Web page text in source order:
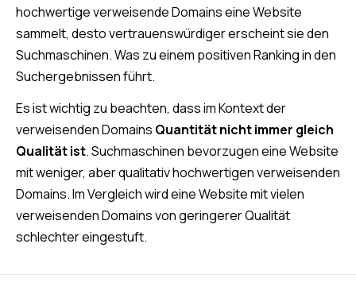
hochwertige verweisende Domains eine Website
sammelt, desto vertrauenswürdiger erscheint sie den
Suchmaschinen. Was zu einem positiven Ranking in den
Suchergebnissen führt.
Es ist wichtig zu beachten, dass im Kontext der
verweisenden Domains Quantität nicht immer gleich
Qualität ist. Suchmaschinen bevorzugen eine Website
mit weniger, aber qualitativ hochwertigen verweisenden
Domains. Im Vergleich wird eine Website mit vielen
verweisenden Domains von geringerer Qualität
schlechter eingestuft.